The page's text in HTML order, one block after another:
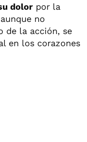
dolor por la
no
de la acción, se
en los corazones